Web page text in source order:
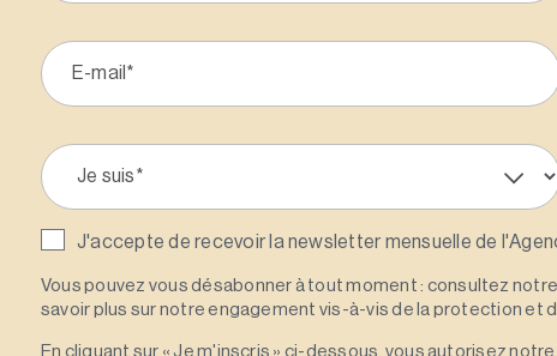
J'accepte de recevoir la newsletter mensuelle de
Vous pouvez vous désabonner à tout moment : consultez notre
savoir plus sur notre engagement vis-à-vis de la protection et
En cliquant sur « Je m'inscris » ci-dessous, vous autorisez